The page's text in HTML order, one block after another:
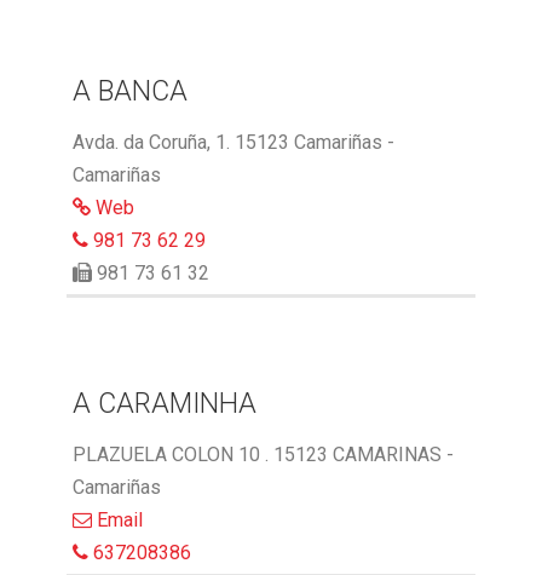
A BANCA
Avda. da Coruña, 1. 15123 Camariñas -
Camariñas
Web
981 73 62 29
981 73 61 32
A CARAMINHA
PLAZUELA COLON 10 . 15123 CAMARINAS -
Camariñas
Email
637208386